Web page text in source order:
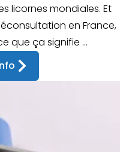
licornes mondiales. Et
en France,
que ça signifie ...